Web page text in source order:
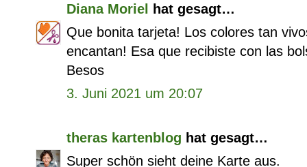
Diana Moriel
hat gesagt…
Que bonita tarjeta! Los colores tan
encantan! Esa que recibiste con las
Besos
3. Juni 2021 um 20:07
theras kartenblog hat gesagt…
Super schön sieht deine Karte aus.